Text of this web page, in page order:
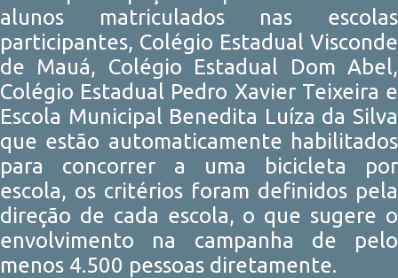
alunos matriculados nas escolas
participantes, Colégio Estadual Visconde
de Mauá, Colégio Estadual Dom Abel,
Colégio Estadual Pedro Xavier Teixeira e
Escola Municipal Benedita Luíza da Silva
que estão automaticamente habilitados
para concorrer a uma bicicleta por
escola, os critérios foram definidos pela
direção de cada escola, o que sugere o
envolvimento na campanha de pelo
menos 4.500 pessoas diretamente.